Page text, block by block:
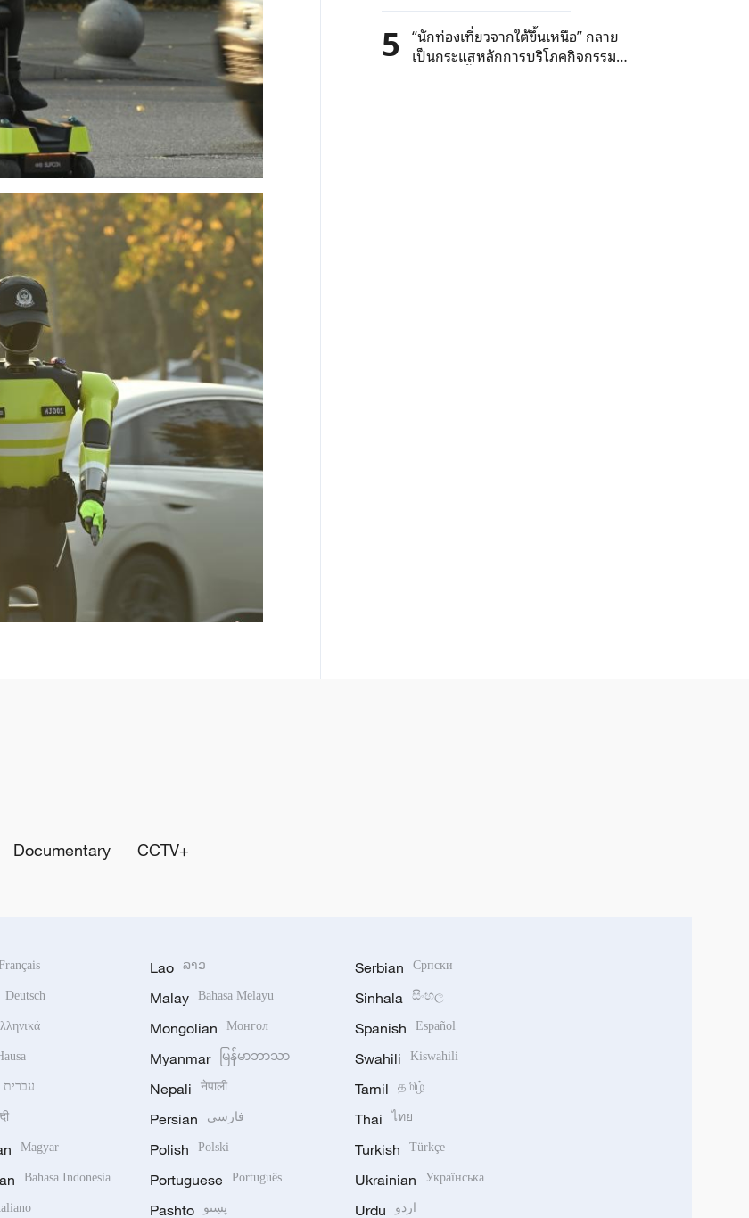
5 “นักท่องเที่ยวจากใต้ขึ้นเหนือ” กลาย
เป็นกระแสหลักการบริโภคกิจกรรม
Documentary CCTV+
Deutsch
עברית
Magyar
Bahasa Indonesia
Lao ລາວ
Malay Bahasa Melayu
Mongolian Монгол
Myanmar မြန်မာဘာသာ
Nepali नेपाली
Persian فارسی
Polish Polski
Portuguese Português
Pashto پښتو
Serbian Српски
Sinhala සිංහල
Spanish Español
Swahili Kiswahili
Tamil தமிழ்
Thai ไทย
Turkish Türkçe
Ukrainian Українська
Urdu اردو